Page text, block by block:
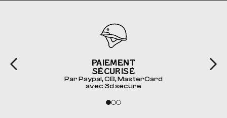
PAIEMENT
SÉCURISÉ
Par Paypal, CB, MasterCard
avec 3d secure